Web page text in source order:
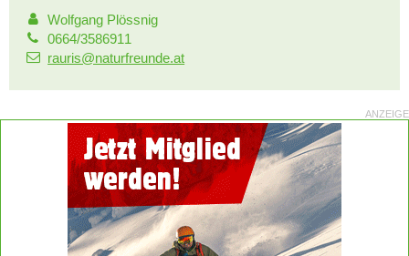
Wolfgang Plössnig
0664/3586911
rauris@naturfreunde.at
ANZEIGE